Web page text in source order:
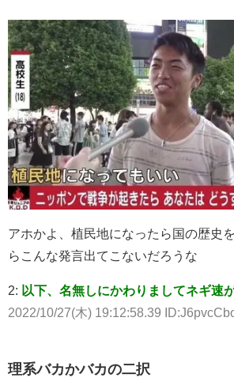
アホかよ、植民地になったら国の歴史
らこんな発言出てこないだろうな
2: 以下、名無しにかわりましてネギ速
2022/10/27(木) 19:12:58.39
理系バカかバカの二択